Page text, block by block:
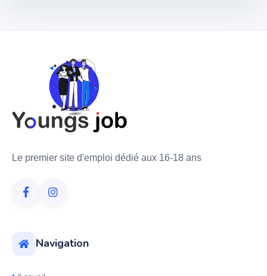
Le premier site d'emploi dédié aux 16-18 ans
Navigation